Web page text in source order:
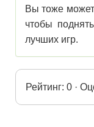
Вы тоже
чтобы
лучших игр.
Рейтинг: 0 ·